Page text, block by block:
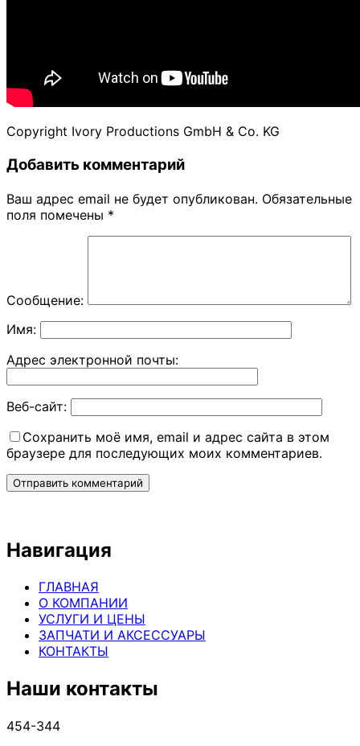
Copyright Ivory Productions GmbH & Co. KG
Добавить комментарий
Ваш адрес email не будет опубликован. Обязательные
поля помечены *
Сообщение:
Имя:
Адрес электронной почты:
Веб-сайт:
Сохранить моё имя, email и адрес сайта в этом
браузере для последующих моих комментариев.
Навигация
ГЛАВНАЯ
О КОМПАНИИ
УСЛУГИ И ЦЕНЫ
ЗАПЧАТИ И АКСЕССУАРЫ
КОНТАКТЫ
Наши контакты
454-344